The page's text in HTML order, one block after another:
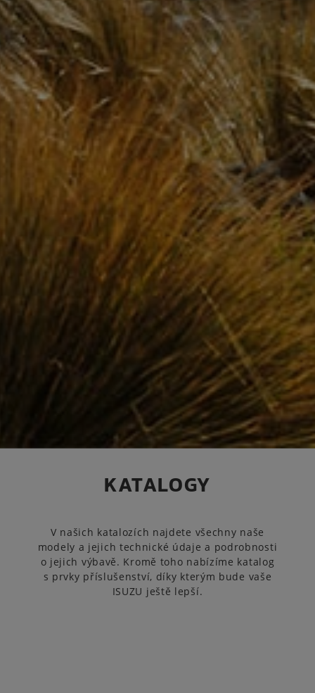
KATALOGY
V našich katalozích najdete všechny naše
modely a jejich technické údaje a podrobnosti
o jejich výbavě. Kromě toho nabízíme katalog
s prvky příslušenství, díky kterým bude vaše
ISUZU ještě lepší.